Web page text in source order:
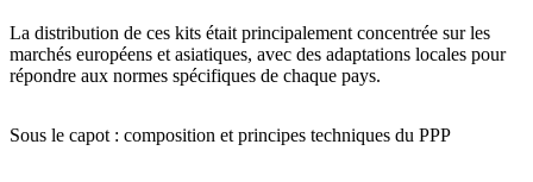
La distribution de ces kits était principalement concentrée sur les
marchés européens et asiatiques, avec des adaptations locales pour
répondre aux normes spécifiques de chaque pays.
Sous le capot : composition et principes techniques du PPP